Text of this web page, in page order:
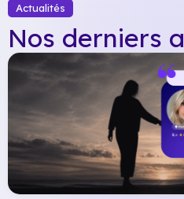
Actualités
Nos derniers